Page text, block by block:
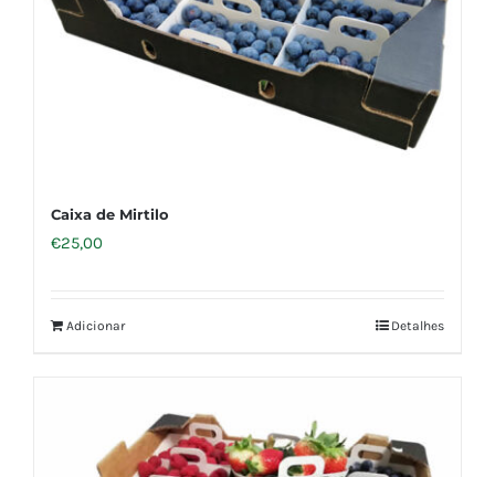
Caixa de Mirtilo
€25,00
Adicionar Detalhes